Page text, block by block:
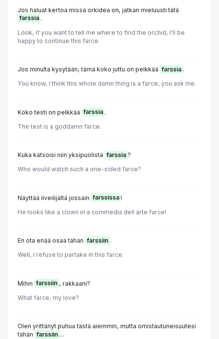
Jos haluat kertoa missä orkidea on, jatkan mieluusti tätä
farssia .
Look, if you want to tell me where to find the orchid, I'll be
happy to continue this farce.
Jos minulta kysytään, tämä koko juttu on pelkkää farssia .
You know, I think this whole damn thing is a farce, you ask me.
Koko testi on pelkkää farssia .
The test is a goddamn farce.
Kuka katsoisi niin yksipuolista farssia ?
Who would watch such a one-sided farce?
Näyttää ilveilijältä jossain farssissa !
He looks like a clown in a commedia dell arte farce!
En ota enää osaa tähän farssiin .
Well, I refuse to partake in this farce.
Mihin farssiin , rakkaani?
What farce, my love?
Olen yrittänyt puhua tästä aiemmin, mutta omistautuneisuutesi
tähän farssiin ...